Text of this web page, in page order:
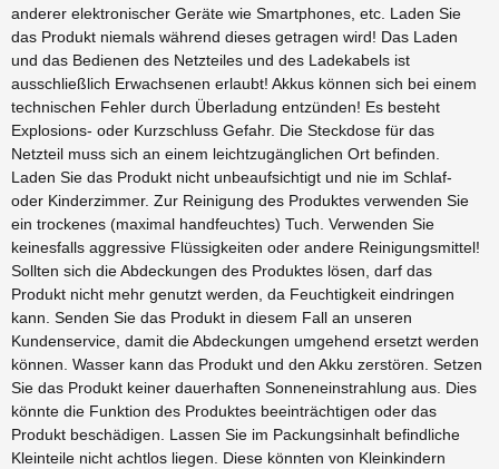
anderer elektronischer Geräte wie Smartphones, etc. Laden Sie
das Produkt niemals während dieses getragen wird! Das Laden
und das Bedienen des Netzteiles und des Ladekabels ist
ausschließlich Erwachsenen erlaubt! Akkus können sich bei einem
technischen Fehler durch Überladung entzünden! Es besteht
Explosions- oder Kurzschluss Gefahr. Die Steckdose für das
Netzteil muss sich an einem leichtzugänglichen Ort befinden.
Laden Sie das Produkt nicht unbeaufsichtigt und nie im Schlaf-
oder Kinderzimmer. Zur Reinigung des Produktes verwenden Sie
ein trockenes (maximal handfeuchtes) Tuch. Verwenden Sie
keinesfalls aggressive Flüssigkeiten oder andere Reinigungsmittel!
Sollten sich die Abdeckungen des Produktes lösen, darf das
Produkt nicht mehr genutzt werden, da Feuchtigkeit eindringen
kann. Senden Sie das Produkt in diesem Fall an unseren
Kundenservice, damit die Abdeckungen umgehend ersetzt werden
können. Wasser kann das Produkt und den Akku zerstören. Setzen
Sie das Produkt keiner dauerhaften Sonneneinstrahlung aus. Dies
könnte die Funktion des Produktes beeinträchtigen oder das
Produkt beschädigen. Lassen Sie im Packungsinhalt befindliche
Kleinteile nicht achtlos liegen. Diese könnten von Kleinkindern